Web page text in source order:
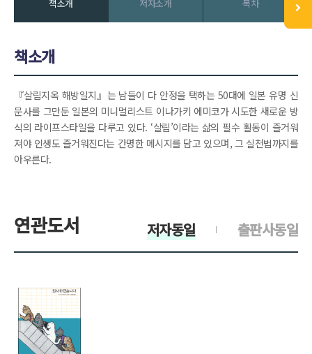
책소개 저자소개 목차
책소개
『살림지옥 해방일지』는 남들이 다 안정을 택하는 50대에 일본 유명 신
문사를 그만둔 일본의 미니멀리스트 이나가키 에미코가 시도한 새로운 방
식의 라이프스타일을 다루고 있다. ‘살림’이라는 삶의 필수 활동이 즐거워
져야 인생도 즐거워진다는 간명한 메시지를 담고 있으며, 그 실천법까지를
아우른다.
연관도서 출판사동일
저자동일